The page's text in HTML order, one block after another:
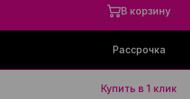
В корзину
Рассрочка
Купить в 1 клик